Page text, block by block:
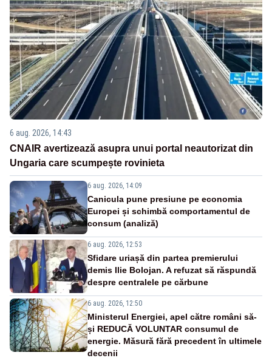
6 aug. 2026, 14:43
CNAIR avertizează asupra unui portal neautorizat din
Ungaria care scumpește rovinieta
6 aug. 2026, 14:09
Canicula pune presiune pe economia
Europei și schimbă comportamentul de
consum (analiză)
6 aug. 2026, 12:53
Sfidare uriașă din partea premierului
demis Ilie Bolojan. A refuzat să răspundă
despre centralele pe cărbune
6 aug. 2026, 12:50
Ministerul Energiei, apel către români să-
și REDUCĂ VOLUNTAR consumul de
energie. Măsură fără precedent în ultimele
decenii